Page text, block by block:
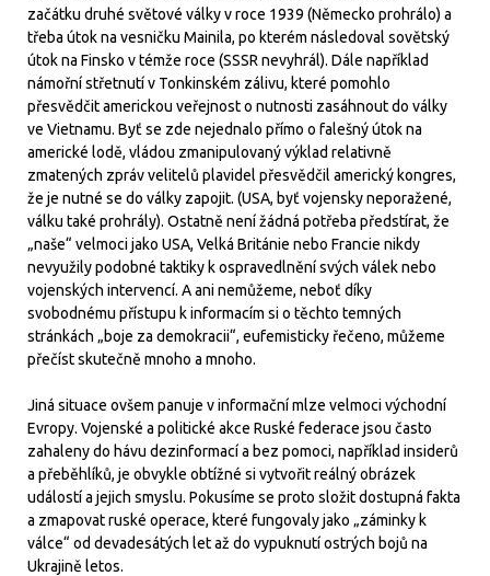
začátku druhé světové války v roce 1939 (Německo prohrálo) a
třeba útok na vesničku Mainila, po kterém následoval sovětský
útok na Finsko v témže roce (SSSR nevyhrál). Dále například
námořní střetnutí v Tonkinském zálivu, které pomohlo
přesvědčit americkou veřejnost o nutnosti zasáhnout do války
ve Vietnamu. Byť se zde nejednalo přímo o falešný útok na
americké lodě, vládou zmanipulovaný výklad relativně
zmatených zpráv velitelů plavidel přesvědčil americký kongres,
že je nutné se do války zapojit. (USA, byť vojensky neporažené,
válku také prohrály). Ostatně není žádná potřeba předstírat, že
„naše“ velmoci jako USA, Velká Británie nebo Francie nikdy
nevyužily podobné taktiky k ospravedlnění svých válek nebo
vojenských intervencí. A ani nemůžeme, neboť díky
svobodnému přístupu k informacím si o těchto temných
stránkách „boje za demokracii“, eufemisticky řečeno, můžeme
přečíst skutečně mnoho a mnoho.
Jiná situace ovšem panuje v informační mlze velmoci východní
Evropy. Vojenské a politické akce Ruské federace jsou často
zahaleny do hávu dezinformací a bez pomoci, například insiderů
a přeběhlíků, je obvykle obtížné si vytvořit reálný obrázek
událostí a jejich smyslu. Pokusíme se proto složit dostupná fakta
a zmapovat ruské operace, které fungovaly jako „záminky k
válce“ od devadesátých let až do vypuknutí ostrých bojů na
Ukrajině letos.